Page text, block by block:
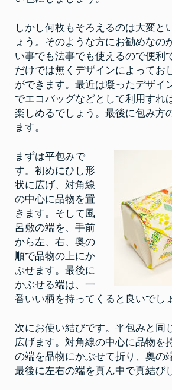
しかし何枚もそろえるのは大変と
ょう。そのような方にお勧めなの
い事でも法事でも使えるので便利
だけでは無くデザインによってお
ができます。最近は凝ったデザイ
でエコバッグなどとして利用すれ
楽しめるでしょう。最後に包み方
ます。
まずは平包みで
す。初めにひし形
状に広げ、対角線
の中心に品物を置
きます。そして風
呂敷の端を、手前
から左、右、奥の
順で品物の上にか
ぶせます。最後に
かぶせる端は、一
番いい柄を持ってくると良いでし
次にお使い結びです。平包みと同
広げます。対角線の中心に品物を
の端を品物にかぶせて折り、奥の
最後に左右の端を真ん中で真結び